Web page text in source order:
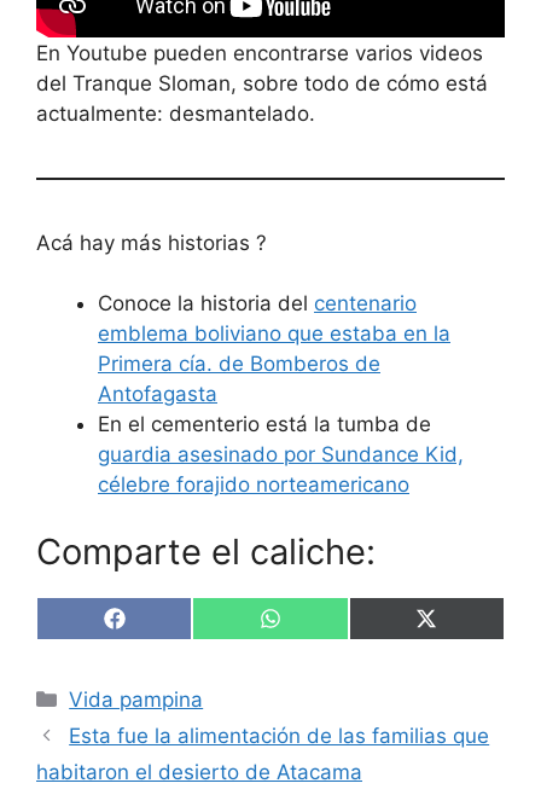
En Youtube pueden encontrarse varios videos
del Tranque Sloman, sobre todo de cómo está
actualmente: desmantelado.
Acá hay más historias ?
Conoce la historia del centenario
emblema boliviano que estaba en la
Primera cía. de Bomberos de
Antofagasta
En el cementerio está la tumba de
guardia asesinado por Sundance Kid,
célebre forajido norteamericano
Comparte el caliche:
Compartir
en
F
e
b
o
o
k
Compartir
en
W
A
p
p
Compartir
en
X
t
t
Categorías
Vida pampina
Esta fue la alimentación de las familias que
habitaron el desierto de Atacama